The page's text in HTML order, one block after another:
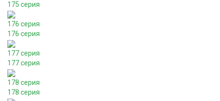
175 серия
176 серия
176 серия
177 серия
177 серия
178 серия
178 серия